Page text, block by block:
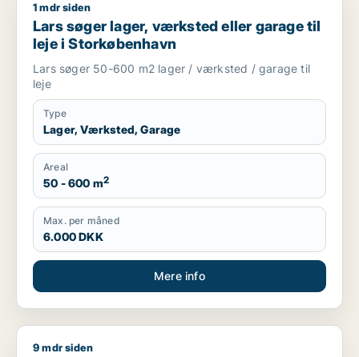
Lars søger lager, værksted eller garage til leje i
1 mdr siden
Lars søger lager, værksted eller garage til
leje i Storkøbenhavn
Lars søger 50-600 m2 lager / værksted / garage til
leje
Type
Lager, Værksted, Garage
Areal
50 - 600 m2
Max. per måned
6.000 DKK
Mere info
Niels søger kontor, værksted eller butik til salg i København
9 mdr siden